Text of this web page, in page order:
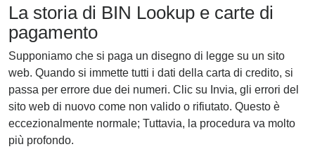
La storia di BIN Lookup e carte di
pagamento
Supponiamo che si paga un disegno di legge su un sito
web. Quando si immette tutti i dati della carta di credito, si
passa per errore due dei numeri. Clic su Invia, gli errori del
sito web di nuovo come non valido o rifiutato. Questo è
eccezionalmente normale; Tuttavia, la procedura va molto
più profondo.